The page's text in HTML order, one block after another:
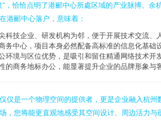
，恰恰点明了港郦中心所處区域的产业脉搏。
港郦中心落户，意味着：
科技企业、研发机构为邻，便于开展技术交流、
务中心，项目本身必然配备高标准的信息化基
环境与区位优势，是吸引和留住精通网络技术开
的商务地标办公，能显著提升企业的品牌形象与
仅是一个物理空间的提供者，更是企业融入杭
，您将能更直观地感受其空间设计、周边活力与